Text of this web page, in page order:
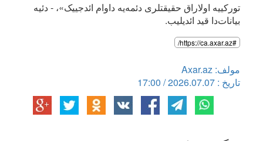
تورکییه اولاراق حقیقتلری دئمه‌یه داوام ائدجییک»، - دئیه
بیانات‌دا قید ائدیلیب.
#https://ca.axar.az/
مولف: Axar.az
تاریخ : 2026.07.07 / 17:00